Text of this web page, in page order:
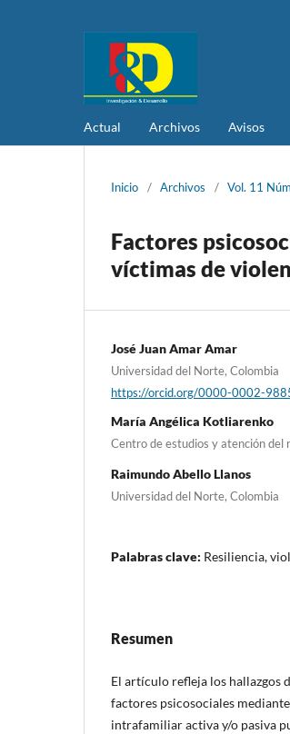
Actual Archivos Avisos
Inicio / Archivos / Vol. 11
Factores
víctimas de
José Juan Amar Amar
Universidad del Norte, Colombia
https://orcid.org/0000-0002-
María Angélica Kotliarenko
Centro de estudios y atención del
Raimundo Abello Llanos
Universidad del Norte, Colombia
Palabras clave: Resiliencia,
Resumen
El artículo refleja los hallazgos
factores psicosociales
intrafamiliar activa y/o pasiva